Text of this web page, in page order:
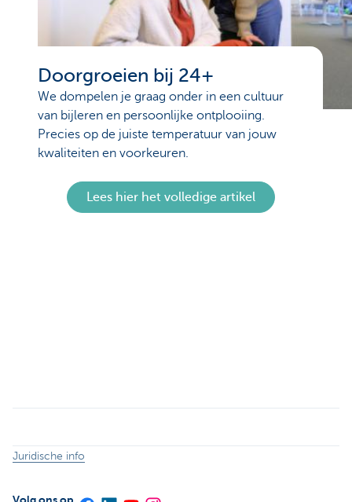
Doorgroeien bij 24+
We dompelen je graag onder in een cultuur
van bijleren en persoonlijke ontplooiing.
Precies op de juiste temperatuur van jouw
kwaliteiten en voorkeuren.
Lees hier het volledige artikel
Juridische info